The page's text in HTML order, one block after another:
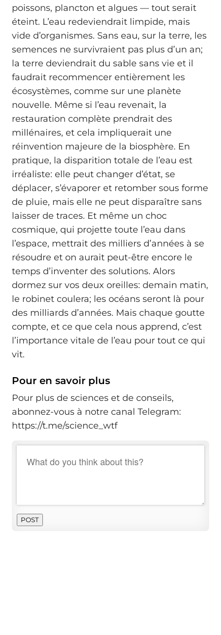
poissons, plancton et algues — tout serait
éteint. L’eau redeviendrait limpide, mais
vide d’organismes. Sans eau, sur la terre, les
semences ne survivraient pas plus d’un an;
la terre deviendrait du sable sans vie et il
faudrait recommencer entièrement les
écosystèmes, comme sur une planète
nouvelle. Même si l’eau revenait, la
restauration complète prendrait des
millénaires, et cela impliquerait une
réinvention majeure de la biosphère. En
pratique, la disparition totale de l’eau est
irréaliste: elle peut changer d’état, se
déplacer, s’évaporer et retomber sous forme
de pluie, mais elle ne peut disparaître sans
laisser de traces. Et même un choc
cosmique, qui projette toute l’eau dans
l’espace, mettrait des milliers d’années à se
résoudre et on aurait peut-être encore le
temps d’inventer des solutions. Alors
dormez sur vos deux oreilles: demain matin,
le robinet coulera; les océans seront là pour
des milliards d’années. Mais chaque goutte
compte, et ce que cela nous apprend, c’est
l’importance vitale de l’eau pour tout ce qui
vit.
Pour en savoir plus
Pour plus de sciences et de conseils,
abonnez-vous à notre canal Telegram:
https://t.me/science_wtf
POST